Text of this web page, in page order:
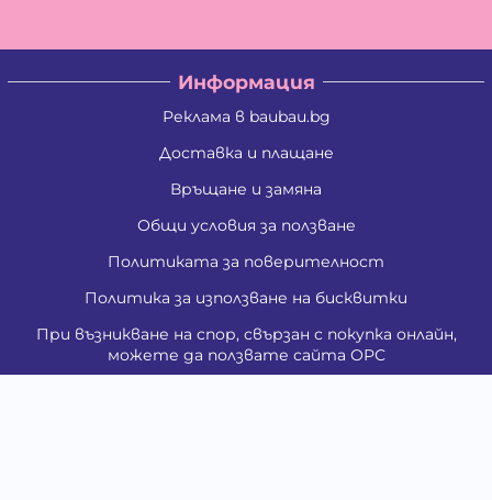
Информация
Реклама в baubau.bg
Доставка и плащане
Връщане и замяна
Общи условия за ползване
Политиката за поверителност
Политика за използване на бисквитки
При възникване на спор, свързан с покупка онлайн,
можете да ползвате сайта ОРС